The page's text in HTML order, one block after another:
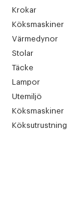
Krokar
Köksmaskiner
Värmedynor
Stolar
Täcke
Lampor
Utemiljö
Köksmaskiner
Köksutrustning